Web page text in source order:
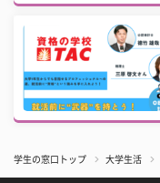
学生の窓口トップ 大学生活